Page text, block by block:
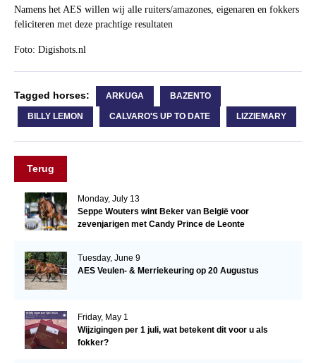
Namens het AES willen wij alle ruiters/amazones, eigenaren en fokkers
feliciteren met deze prachtige resultaten
Foto: Digishots.nl
Tagged horses: ARKUGA BAZENTO
BILLY LEMON CALVARO'S UP TO DATE LIZZIEMARY
Terug
Monday, July 13
Seppe Wouters wint Beker van België voor
zevenjarigen met Candy Prince de Leonte
Tuesday, June 9
AES Veulen- & Merriekeuring op 20 Augustus
Friday, May 1
Wijzigingen per 1 juli, wat betekent dit voor u als
fokker?